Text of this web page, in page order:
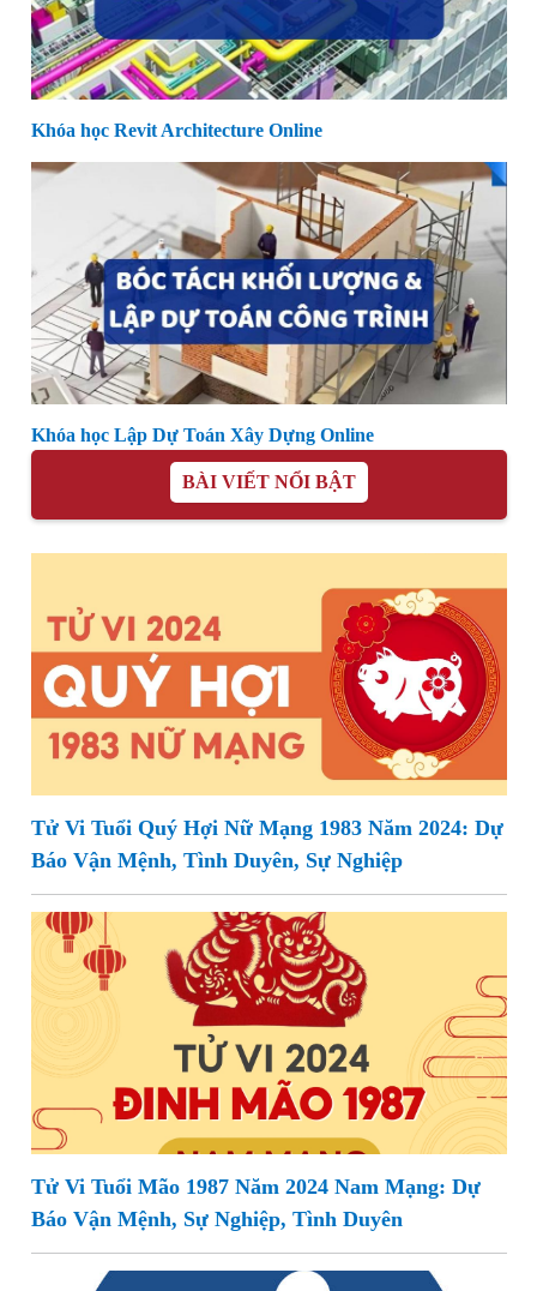
Khóa học Revit Architecture Online
Khóa học Lập Dự Toán Xây Dựng Online
BÀI VIẾT NỔI BẬT
Tử Vi Tuổi Quý Hợi Nữ Mạng 1983 Năm 2024: Dự
Báo Vận Mệnh, Tình Duyên, Sự Nghiệp
Tử Vi Tuổi Mão 1987 Năm 2024 Nam Mạng: Dự
Báo Vận Mệnh, Sự Nghiệp, Tình Duyên